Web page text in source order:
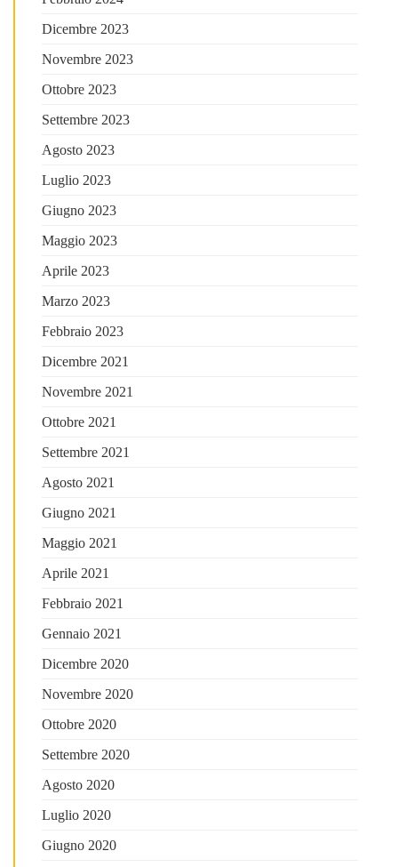
Dicembre 2023
Novembre 2023
Ottobre 2023
Settembre 2023
Agosto 2023
Luglio 2023
Giugno 2023
Maggio 2023
Aprile 2023
Marzo 2023
Febbraio 2023
Dicembre 2021
Novembre 2021
Ottobre 2021
Settembre 2021
Agosto 2021
Giugno 2021
Maggio 2021
Aprile 2021
Febbraio 2021
Gennaio 2021
Dicembre 2020
Novembre 2020
Ottobre 2020
Settembre 2020
Agosto 2020
Luglio 2020
Giugno 2020